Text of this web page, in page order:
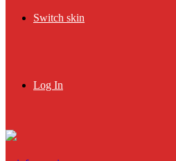
Switch skin
Log In